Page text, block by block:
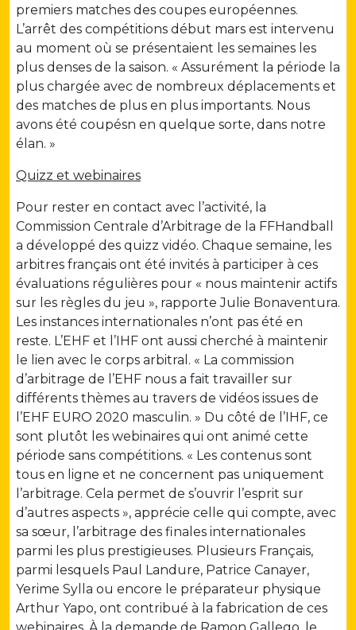
premiers matches des coupes européennes.
L’arrêt des compétitions début mars est intervenu
au moment où se présentaient les semaines les
plus denses de la saison. « Assurément la période la
plus chargée avec de nombreux déplacements et
des matches de plus en plus importants. Nous
avons été coupésn en quelque sorte, dans notre
élan. »
Quizz et webinaires
Pour rester en contact avec l’activité, la
Commission Centrale d’Arbitrage de la FFHandball
a développé des quizz vidéo. Chaque semaine, les
arbitres français ont été invités à participer à ces
évaluations régulières pour « nous maintenir actifs
sur les règles du jeu », rapporte Julie Bonaventura.
Les instances internationales n’ont pas été en
reste. L’EHF et l’IHF ont aussi cherché à maintenir
le lien avec le corps arbitral. « La commission
d’arbitrage de l’EHF nous a fait travailler sur
différents thèmes au travers de vidéos issues de
l’EHF EURO 2020 masculin. » Du côté de l’IHF, ce
sont plutôt les webinaires qui ont animé cette
période sans compétitions. « Les contenus sont
tous en ligne et ne concernent pas uniquement
l’arbitrage. Cela permet de s’ouvrir l’esprit sur
d’autres aspects », apprécie celle qui compte, avec
sa sœur, l’arbitrage des finales internationales
parmi les plus prestigieuses. Plusieurs Français,
parmi lesquels Paul Landure, Patrice Canayer,
Yerime Sylla ou encore le préparateur physique
Arthur Yapo, ont contribué à la fabrication de ces